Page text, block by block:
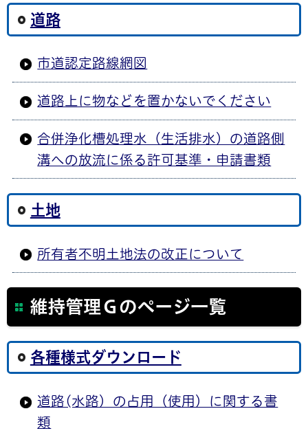
道路
市道認定路線網図
道路上に物などを置かないでください
合併浄化槽処理水（生活排水）の道路側
溝への放流に係る許可基準・申請書類
土地
所有者不明土地法の改正について
維持管理Ｇのページ一覧
各種様式ダウンロード
道路(水路）の占用（使用）に関する書
類